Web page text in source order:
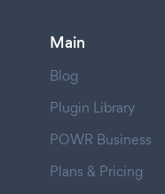
Main
Blog
Plugin Library
POWR Business
Plans & Pricing